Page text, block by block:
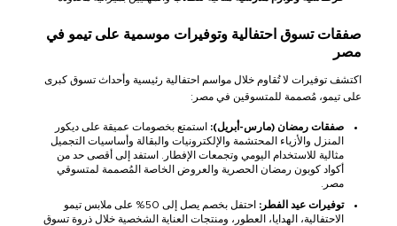
صفقات تسوق احتفالية وتوفيرات موسمية على تيمو في
مصر
اكتشف توفيرات لا تُقاوم خلال مواسم احتفالية رئيسية وأحداث تسوق كبرى
على تيمو، مُصممة للمتسوقين في مصر:
صفقات رمضان (مارس-أبريل): استمتع بخصومات عميقة على ديكور
المنزل والأزياء المحتشمة والإلكترونيات والبقالة وأساسيات التجميل
مثالية للاستخدام اليومي وتجمعات الإفطار. استفد إلى أقصى حد من
أكواد كوبون رمضان الحصرية والعروض الخاصة المُصممة لمتسوقي
مصر.
توفيرات عيد الفطر:
احتفل بخصم يصل إلى 50% على ملابس تيمو
الاحتفالية، الهدايا، العطور، ومنتجات العناية الشخصية خلال ذروة تسوق